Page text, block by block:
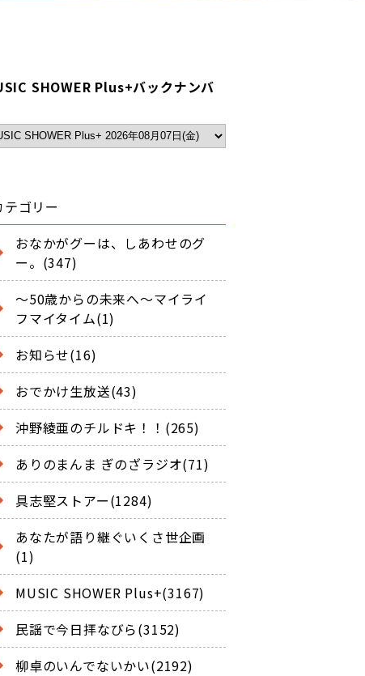
SHOWER Plus+バックナンバ
テゴリー
おなかがグーは、しあわせのグ
ー。(347)
～50歳からの未来へ～マイライ
フマイタイム(1)
お知らせ(16)
おでかけ生放送(43)
沖野綾亜のチルドキ！！(265)
ありのまんま ぎのざラジオ(71)
具志堅ストアー(1284)
あなたが語り継ぐいくさ世企画
(1)
MUSIC SHOWER Plus+(3167)
民謡で今日拝なびら(3152)
柳卓のいんでないかい(2192)